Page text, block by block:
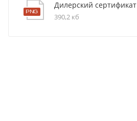
Дилерский сертификат
390,2 кб